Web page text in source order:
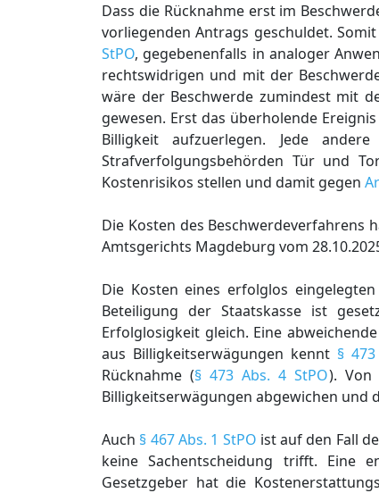
Dass die Rücknahme erst im
vorliegenden Antrags geschuldet.
StPO, gegebenenfalls in analoger
rechtswidrigen und mit der
wäre der Beschwerde zumindest mit
gewesen. Erst das überholende
Billigkeit aufzuerlegen. Jede
Strafverfolgungsbehörden Tür und
Kostenrisikos stellen und damit gegen
Die Kosten des Beschwerdeverfahrens
Amtsgerichts Magdeburg vom
Die Kosten eines erfolglos
Beteiligung der Staatskasse ist
Erfolglosigkeit gleich. Eine
aus Billigkeitserwägungen kennt §
Rücknahme (§ 473 Abs. 4 StPO). Von
Billigkeitserwägungen abgewichen und
Auch § 467 Abs. 1 StPO ist auf den Fall
keine Sachentscheidung trifft. Eine
Gesetzgeber hat die